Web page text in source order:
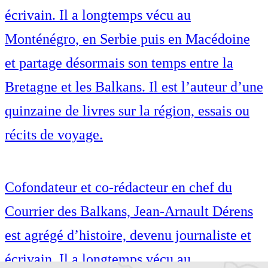
écrivain. Il a longtemps vécu au
Monténégro, en Serbie puis en Macédoine
et partage désormais son temps entre la
Bretagne et les Balkans. Il est l’auteur d’une
quinzaine de livres sur la région, essais ou
récits de voyage.
Cofondateur et co-rédacteur en chef du
Courrier des Balkans, Jean-Arnault Dérens
est agrégé d’histoire, devenu journaliste et
écrivain. Il a longtemps vécu au